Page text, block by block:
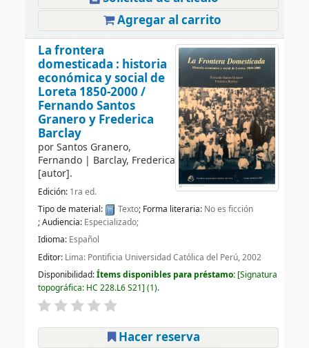
Agregar al carrito
La frontera
domesticada : historia
económica y social de
Loreta 1850-2000 /
Fernando Santos
Granero y Frederica
Barclay
porSantos Granero,
Fernando| Barclay, Frederica
[autor].
Edición: 1ra ed.
Tipo de material:
Texto; Forma literaria: No es ficción
; Audiencia: Especializado;
Idioma: Español
Editor: Lima: Pontificia Universidad Católica del Perú, 2002
Disponibilidad:Ítems disponibles para préstamo: Signatura
topográfica: HC 228.L6 S21 (1).
Hacer reserva